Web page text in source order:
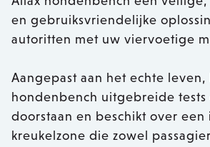
en gebruiksvriendelijke
autoritten met uw viervoetige
Aangepast aan het echte
hondenbench uitgebreide tests
doorstaan en beschikt over een
kreukelzone die zowel